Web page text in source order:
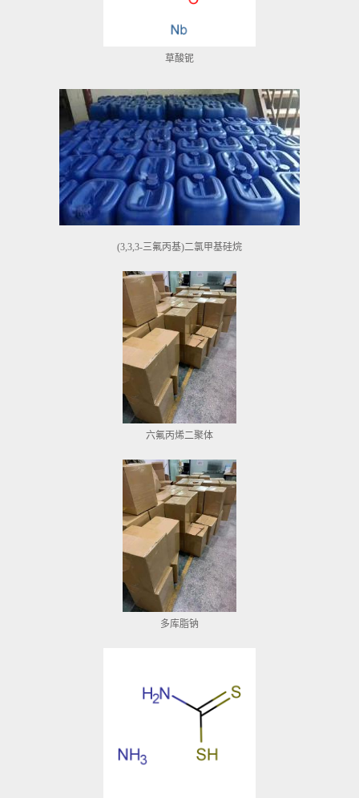
草酸铌
(3,3,3-三氟丙基)二氯甲基硅烷
六氟丙烯二聚体
多库脂钠